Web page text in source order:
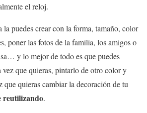
el reloj.
la puedes crear con la forma, tamaño, color
poner las fotos de la familia, los amigos o
y lo mejor de todo es que puedes
vez que quieras, pintarlo de otro color y
que quieras cambiar la decoración de tu
reutilizando.